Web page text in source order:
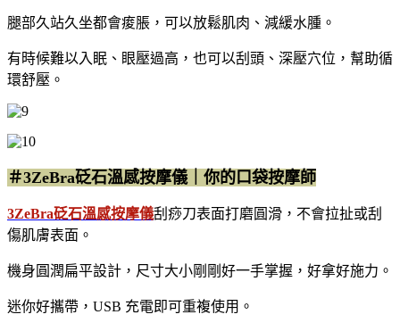
腿部久站久坐都會痠脹，可以放鬆肌肉、減緩水腫。
有時候難以入眠、眼壓過高，也可以刮頭、深壓穴位，幫助循
環舒壓。
＃3ZeBra砭石溫感按摩儀｜你的口袋按摩師
3ZeBra砭石溫感按摩儀刮痧刀表面打磨圓滑，不會拉扯或刮
傷肌膚表面。
機身圓潤扁平設計，尺寸大小剛剛好一手掌握，好拿好施力。
迷你好攜帶，USB 充電即可重複使用。